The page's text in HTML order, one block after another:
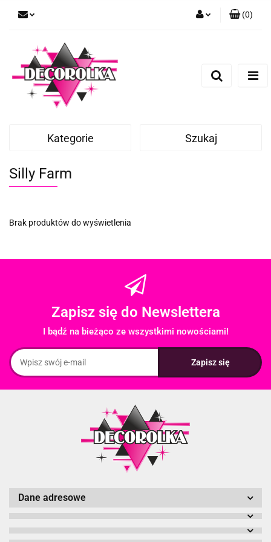
(0)
Kategorie Szukaj
Silly Farm
Brak produktów do wyświetlenia
Zapisz się do Newslettera
I bądź na bieżąco ze wszystkimi nowościami!
Dane adresowe